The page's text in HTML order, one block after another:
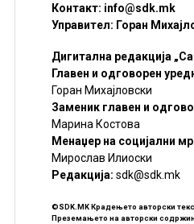
Контакт: info@sdk.mk
Управител: Горан
Дигитална редакција
Главен и одговорен
Горан Михајловски
Заменик главен и
Марина Костова
Менаџер на социјални
Мирослав Илиоски
Редакцијa: sdk@sdk.mk
©SDK.MK Крадењето авторски
Преземањето на авторски